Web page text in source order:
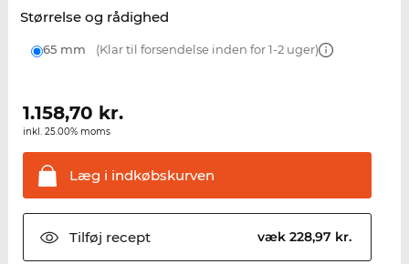
Størrelse og rådighed
65 mm (Klar til forsendelse inden for 1-2 uger)
1.158,70 kr.
inkl. 25.00% moms
Læg i indkøbskurven
Tilføj recept væk 228,97 kr.